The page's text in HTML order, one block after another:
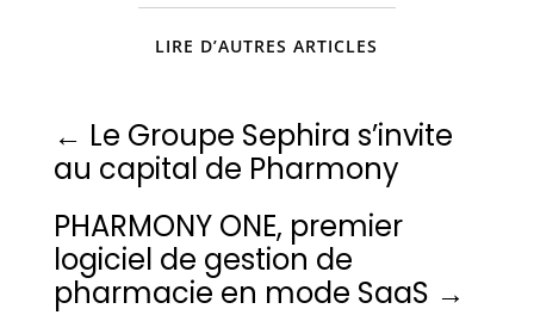
LIRE D’AUTRES ARTICLES
← Le Groupe Sephira s’invite
au capital de Pharmony
PHARMONY ONE, premier
logiciel de gestion de
pharmacie en mode SaaS →